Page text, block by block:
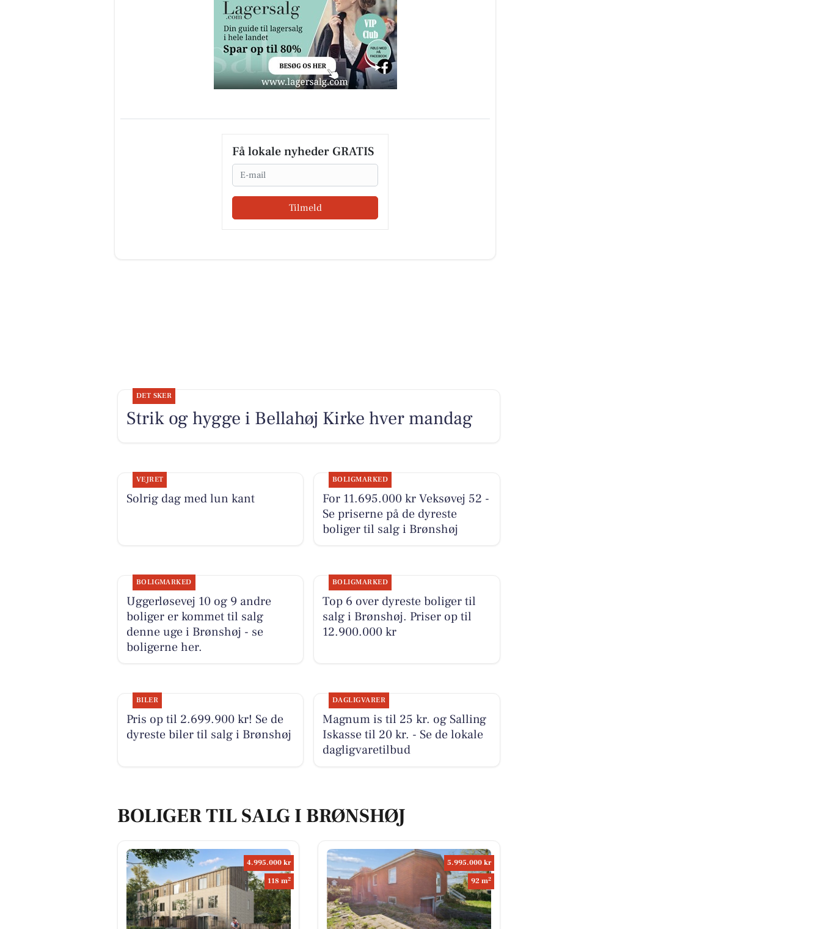
Få lokale nyheder GRATIS
Email
Tilmeld
DET SKER
Strik og hygge i Bellahøj Kirke hver mandag
VEJRET
Solrig dag med lun kant
BOLIGMARKED
For 11.695.000 kr Veksøvej 52 -
Se priserne på de dyreste
boliger til salg i Brønshøj
BOLIGMARKED
Uggerløsevej 10 og 9 andre
boliger er kommet til salg
denne uge i Brønshøj - se
boligerne her.
BOLIGMARKED
Top 6 over dyreste boliger til
salg i Brønshøj. Priser op til
12.900.000 kr
BILER
Pris op til 2.699.900 kr! Se de
dyreste biler til salg i Brønshøj
DAGLIGVARER
Magnum is til 25 kr. og Salling
Iskasse til 20 kr. - Se de lokale
dagligvaretilbud
BOLIGER TIL SALG I BRØNSHØJ
4.995.000 kr
118 m2
5.995.000 kr
92 m2